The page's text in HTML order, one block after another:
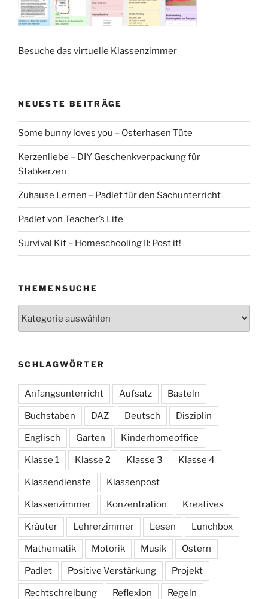
Besuche das virtuelle Klassenzimmer
NEUESTE BEITRÄGE
Some bunny loves you – Osterhasen Tüte
Kerzenliebe – DIY Geschenkverpackung für
Stabkerzen
Zuhause Lernen – Padlet für den Sachunterricht
Padlet von Teacher’s Life
Survival Kit – Homeschooling II: Post it!
THEMENSUCHE
SCHLAGWÖRTER
Anfangsunterricht Aufsatz Basteln
Buchstaben DAZ Deutsch Disziplin
Englisch Garten Kinderhomeoffice
Klasse 1 Klasse 2 Klasse 3 Klasse 4
Klassendienste Klassenpost
Klassenzimmer Konzentration Kreatives
Kräuter Lehrerzimmer Lesen Lunchbox
Mathematik Motorik Musik Ostern
Padlet Positive Verstärkung Projekt
Rechtschreibung Reflexion Regeln